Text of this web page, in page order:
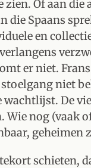
Of aan
die Spaans
en
er niet.
stoelgang niet
wachtlijst. De
Wie nog (vaak
geheimen
schieten,